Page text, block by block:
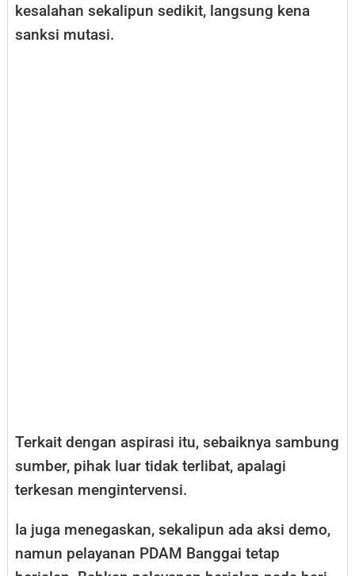
kesalahan sekalipun sedikit, langsung kena
sanksi mutasi.
Terkait dengan aspirasi itu, sebaiknya sambung
sumber, pihak luar tidak terlibat, apalagi
terkesan mengintervensi.
Ia juga menegaskan, sekalipun ada aksi demo,
namun pelayanan PDAM Banggai tetap